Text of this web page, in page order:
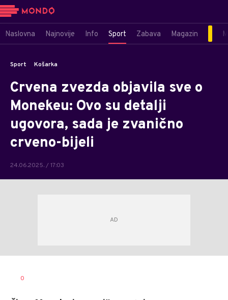
Naslovna Najnovije Info Sport Zabava Magazin
Sport Košarka
Crvena zvezda objavila sve o
Monekeu: Ovo su detalji
ugovora, sada je zvanično
crveno-bijeli
24.06.2025. / 17:03
0